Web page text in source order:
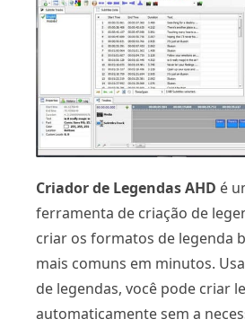
Criador de Legendas AHD é
ferramenta de criação de
criar os formatos de legenda
mais comuns em minutos.
de legendas, você pode criar
automaticamente sem a